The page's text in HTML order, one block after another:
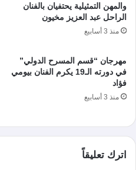
والمهن التمثيلية يحتفيان بالفنان
الراحل عبد العزيز مخيون
منذ 3 أسابيع
مهرجان “قسم المسرح الدولي”
في دورته الـ19 يكرم الفنان بيومي
فؤاد
منذ 3 أسابيع
اترك تعليقاً